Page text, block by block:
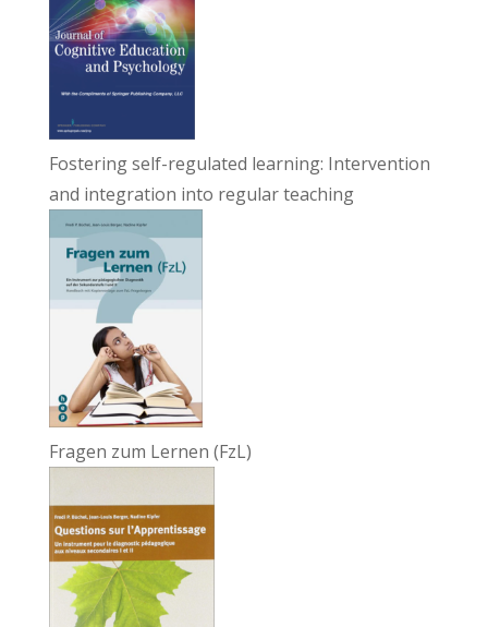
Fostering self-regulated learning: Intervention
and integration into regular teaching
Fragen zum Lernen (FzL)